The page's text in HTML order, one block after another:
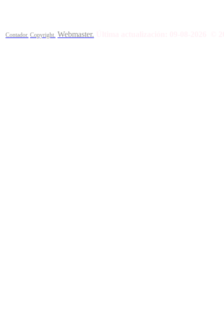
Contador. Copyright. Webmaster.